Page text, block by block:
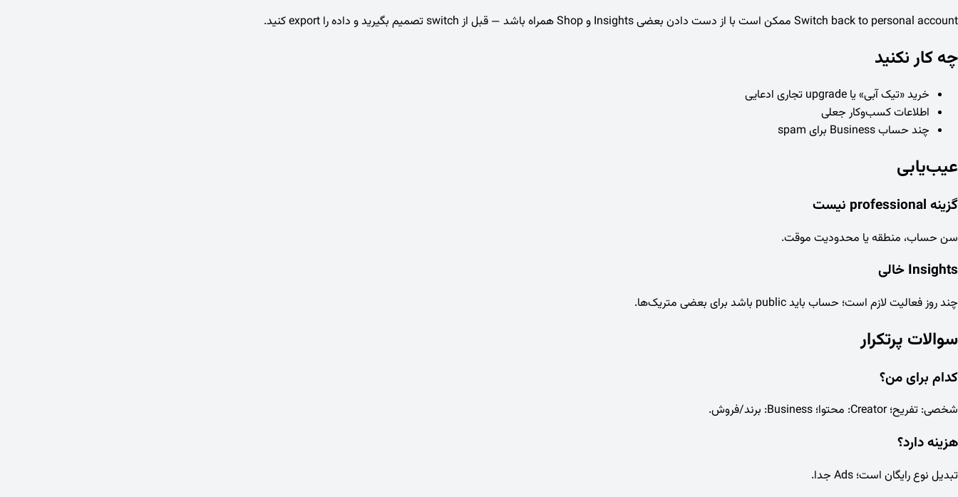
Switch back to personal account ممکن است با از دست دادن بعضی Insights و Shop همراه باشد — قبل از switch تصمیم بگیرید و داده را export کنید.
چه کار نکنید
خرید «تیک آبی» یا upgrade تجاری ادعایی
اطلاعات کسب‌وکار جعلی
چند حساب Business برای spam
عیب‌یابی
گزینه professional نیست
سن حساب، منطقه یا محدودیت موقت.
Insights خالی
چند روز فعالیت لازم است؛ حساب باید public باشد برای بعضی متریک‌ها.
سوالات پرتکرار
کدام برای من؟
شخصی: تفریح؛ Creator: محتوا؛ Business: برند/فروش.
هزینه دارد؟
تبدیل نوع رایگان است؛ Ads جدا.